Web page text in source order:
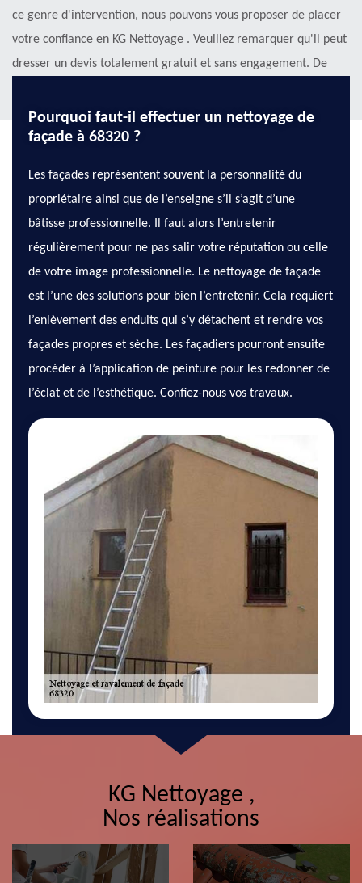
ce genre d'intervention, nous pouvons vous proposer de placer
votre confiance en KG Nettoyage . Veuillez remarquer qu'il peut
dresser un devis totalement gratuit et sans engagement. De
Pourquoi faut-il effectuer un nettoyage de
façade à 68320 ?
Les façades représentent souvent la personnalité du
propriétaire ainsi que de l’enseigne s’il s’agit d’une
bâtisse professionnelle. Il faut alors l’entretenir
régulièrement pour ne pas salir votre réputation ou celle
de votre image professionnelle. Le nettoyage de façade
est l’une des solutions pour bien l’entretenir. Cela requiert
l’enlèvement des enduits qui s’y détachent et rendre vos
façades propres et sèche. Les façadiers pourront ensuite
procéder à l’application de peinture pour les redonner de
l’éclat et de l’esthétique. Confiez-nous vos travaux.
KG Nettoyage ,
Nos réalisations